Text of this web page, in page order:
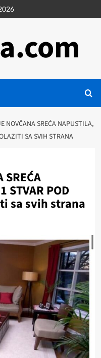
NOVČANA SREĆA NAPUSTILA,
SA SVIH STRANA
SREĆA
STVAR POD
sa svih strana